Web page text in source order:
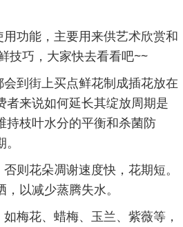
功能，主要用来供艺术欣赏和
技巧，大家快去看看吧~~
到街上买点鲜花制成插花放在
来说如何延长其绽放周期是
持枝叶水分的平衡和杀菌防
花朵凋谢速度快，花期短。
以减少蒸腾失水。
梅花、蜡梅、玉兰、紫薇等，